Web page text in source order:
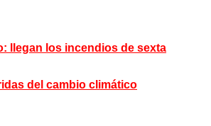
llegan los incendios de sexta
del cambio climático